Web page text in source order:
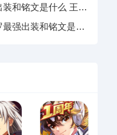
和铭文是什么 王者
文推荐
强出装和铭文是什